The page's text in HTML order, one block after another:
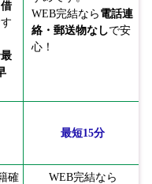
最
WEB完結なら 電話連
絡・郵送物なしで安
心！
最短15分
確
WEB完結なら